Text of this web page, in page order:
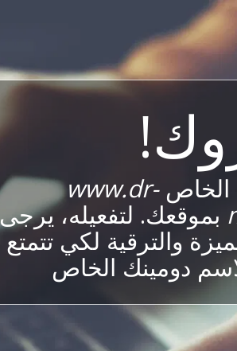
الخاصwww.dr-
بموقعك. لتفعيله، يرجى
والترقية لكي تتمتع
لاسم دومينك الخاص